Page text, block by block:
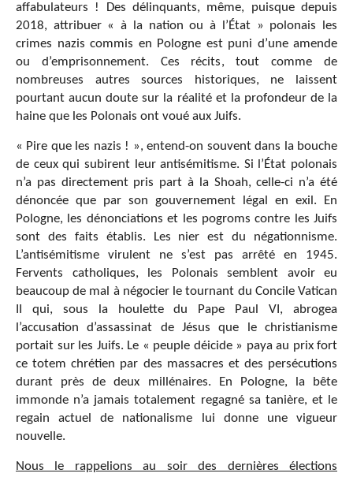
affabulateurs ! Des délinquants, même, puisque depuis
2018, attribuer « à la nation ou à l’État » polonais les
crimes nazis commis en Pologne est puni d’une amende
ou d’emprisonnement. Ces récits, tout comme de
nombreuses autres sources historiques, ne laissent
pourtant aucun doute sur la réalité et la profondeur de la
haine que les Polonais ont voué aux Juifs.
« Pire que les nazis ! », entend-on souvent dans la bouche
de ceux qui subirent leur antisémitisme. Si l’État polonais
n’a pas directement pris part à la Shoah, celle-ci n’a été
dénoncée que par son gouvernement légal en exil. En
Pologne, les dénonciations et les pogroms contre les Juifs
sont des faits établis. Les nier est du négationnisme.
L’antisémitisme virulent ne s’est pas arrêté en 1945.
Fervents catholiques, les Polonais semblent avoir eu
beaucoup de mal à négocier le tournant du Concile Vatican
II qui, sous la houlette du Pape Paul VI, abrogea
l’accusation d’assassinat de Jésus que le christianisme
portait sur les Juifs. Le « peuple déicide » paya au prix fort
ce totem chrétien par des massacres et des persécutions
durant près de deux millénaires. En Pologne, la bête
immonde n’a jamais totalement regagné sa tanière, et le
regain actuel de nationalisme lui donne une vigueur
nouvelle.
Nous le rappelions au soir des dernières élections